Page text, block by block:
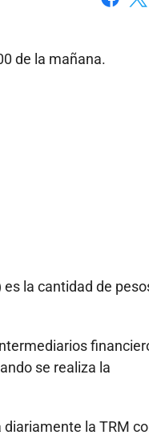
de la mañana.
la cantidad de
se realiza la
la TRM